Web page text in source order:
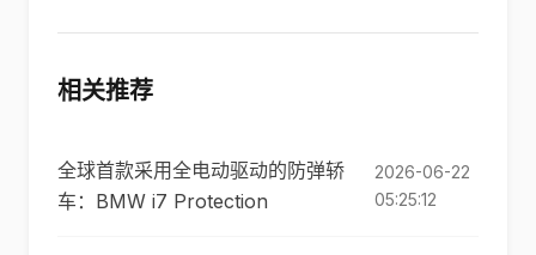
相关推荐
全球首款采用全电动驱动的防弹轿
车：BMW i7 Protection
2026-06-22
05:25:12